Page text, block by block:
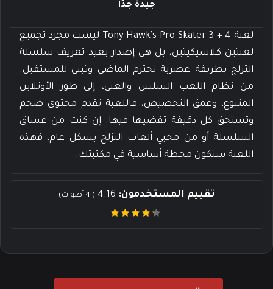
جيدة جدًا
لعبة Tony Hawk’s Pro Skater 3 + 4 ليست مجرد تجميع
لعبتين كلاسيكيتين، بل هي إصدار يعيد تعريف سلسلة
التزلج بطريقة عصرية تحترم الماضي وتبني للمستقبل.
من نظام اللعب السلس والغني، إلى طور الأونلاين
المتنوع، وعمق التخصيص، فاللعبة تقدم محتوى ضخم
وتستحق كل دقيقة تقضيها فيها. إن كنت من عشاق
السلسلة أو من محبي ألعاب التزلج بشكل عام، فهذه
اللعبة ستكون محطة أساسية في مكتبتك.
تقييم المستخدمون: 4.16
(
4 أصوات)